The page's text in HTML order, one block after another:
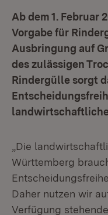
Ab dem 1. Februar
Vorgabe für
Ausbringung auf
des zulässigen
Rindergülle sorgt
„Die
Württemberg
Daher nutzen wir
Verfügung